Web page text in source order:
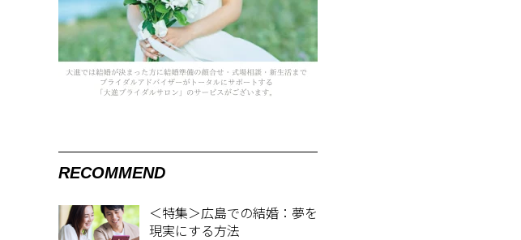
RECOMMEND
＜特集＞広島での結婚：夢を
現実にする方法